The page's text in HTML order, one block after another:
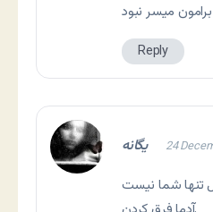
Reply
یگانه 24